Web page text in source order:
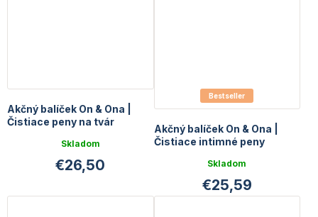
Akčný balíček On & Ona |
Čistiace peny na tvár
Skladom
€26,50
Bestseller
Akčný balíček On & Ona |
Čistiace intimné peny
Skladom
€25,59